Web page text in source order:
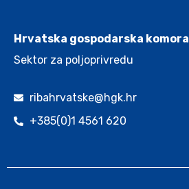
Hrvatska gospodarska komora
Sektor za poljoprivredu
ribahrvatske@hgk.hr
+385(0)1 4561 620